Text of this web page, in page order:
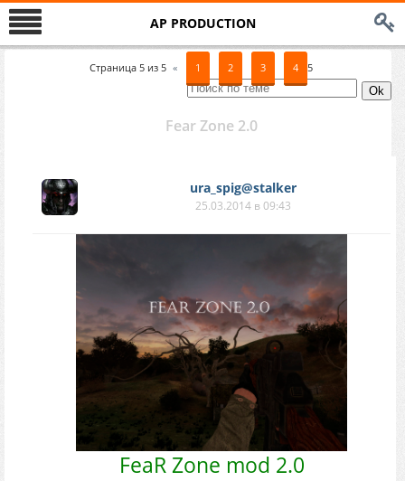
AP PRODUCTION
Страница 5 из 5 « 1 2 3 4 5
Fear Zone 2.0
ura_spig@stalker
25.03.2014 в 09:43
FeaR Zone mod 2.0